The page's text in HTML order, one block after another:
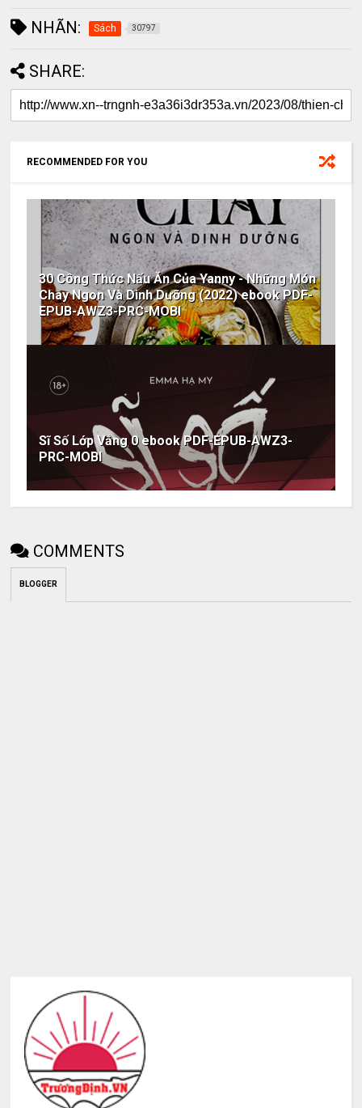
NHÃN: Sách 30797
SHARE:
RECOMMENDED FOR YOU
30 Công Thức Nấu Ăn Của Yanny - Những Món
Chay Ngon Và Dinh Dưỡng (2022) ebook PDF-
EPUB-AWZ3-PRC-MOBI
Sĩ Số Lớp Vắng 0 ebook PDF-EPUB-AWZ3-
PRC-MOBI
COMMENTS
BLOGGER